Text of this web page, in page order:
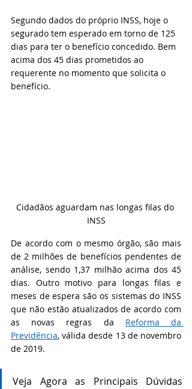
Segundo dados do próprio INSS, hoje o
segurado tem esperado em torno de 125
dias para ter o benefício concedido. Bem
acima dos 45 dias prometidos ao
requerente no momento que solicita o
benefício.
Cidadãos aguardam nas longas filas do
INSS
De acordo com o mesmo órgão, são mais
de 2 milhões de benefícios pendentes de
análise, sendo 1,37 milhão acima dos 45
dias. Outro motivo para longas filas e
meses de espera são os sistemas do INSS
que não estão atualizados de acordo com
as novas regras da Reforma da
Previdência, válida desde 13 de novembro
de 2019.
Veja Agora as Principais Dúvidas